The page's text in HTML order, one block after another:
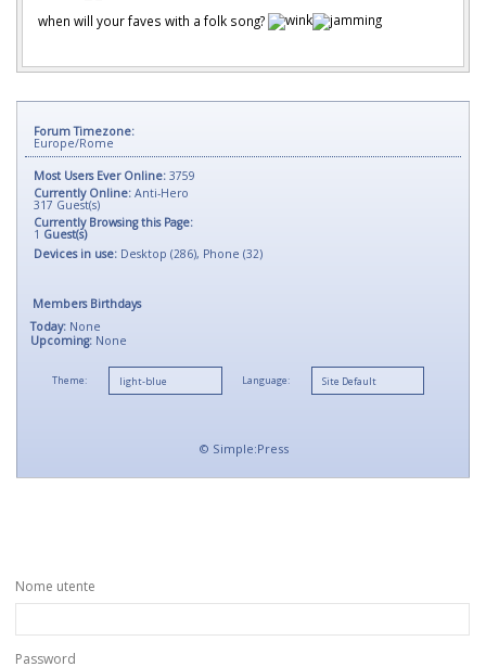
when will your faves with a folk song?
Forum Timezone:
Europe/Rome
Most Users Ever Online: 3759
Currently Online: Anti-Hero
317 Guest(s)
Currently Browsing this Page:
1 Guest(s)
Devices in use: Desktop (286), Phone (32)
Members Birthdays
Today: None
Upcoming: None
Theme: Language:
© Simple:Press
Nome utente
Password